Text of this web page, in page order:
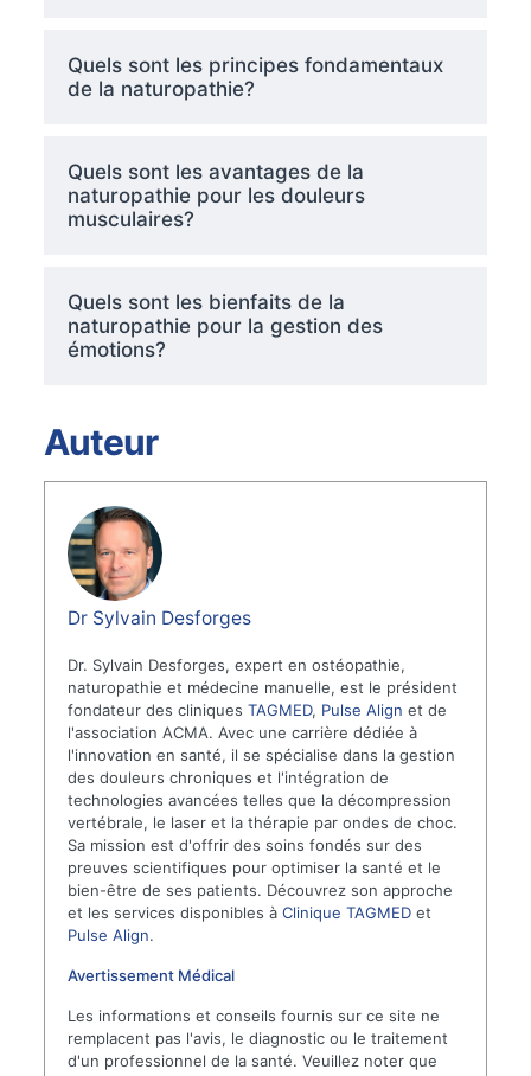
Quels sont les principes fondamentaux
de la naturopathie?
Quels sont les avantages de la
naturopathie pour les douleurs
musculaires?
Quels sont les bienfaits de la
naturopathie pour la gestion des
émotions?
Auteur
Dr Sylvain Desforges
Dr. Sylvain Desforges, expert en ostéopathie,
naturopathie et médecine manuelle, est le président
fondateur des cliniquesTAGMED, Pulse Align et de
l'association ACMA. Avec une carrière dédiée à
l'innovation en santé, il se spécialise dans la gestion
des douleurs chroniques et l'intégration de
technologies avancées telles que la décompression
vertébrale, le laser et la thérapie par ondes de choc.
Sa mission est d'offrir des soins fondés sur des
preuves scientifiques pour optimiser la santé et le
bien-être de ses patients. Découvrez son approche
et les services disponibles àClinique TAGMED et
Pulse Align.
Avertissement Médical
Les informations et conseils fournis sur ce site ne
remplacent pas l'avis, le diagnostic ou le traitement
d'un professionnel de la santé. Veuillez noter que